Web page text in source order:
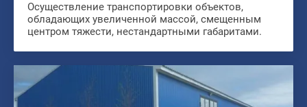
Осуществление транспортировки объектов,
обладающих увеличенной массой, смещенным
центром тяжести, нестандартными габаритами.